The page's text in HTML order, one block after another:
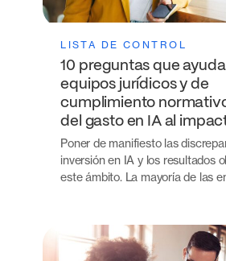
LISTA DE CONTROL
10 preguntas que
equipos jurídicos y de
cumplimiento
del gasto en IA al
Poner de manifiesto las
inversión en IA y los resultados
este ámbito. La mayoría de las